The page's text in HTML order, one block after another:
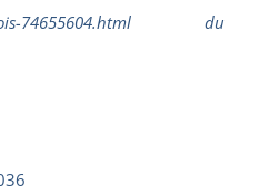
74655604.html du